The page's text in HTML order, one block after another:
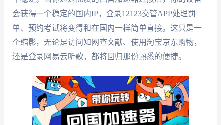
会获得一个稳定的国内IP，登录12123交管APP处理罚
单、预约考试将变得和在国内一样简单直接。这只是一
个缩影，无论是访问知网查文献、使用淘宝京东购物，
还是登录网易云听歌，都将回归那份熟悉的便捷。